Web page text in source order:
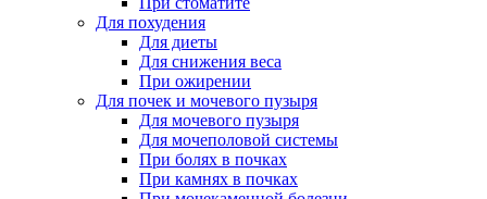
Для похудения
Для диеты
Для снижения веса
При ожирении
Для почек и мочевого пузыря
Для мочевого пузыря
Для мочеполовой системы
При болях в почках
При камнях в почках